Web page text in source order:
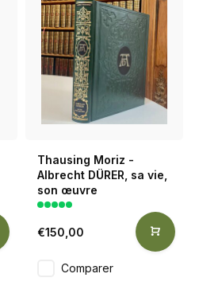
Thausing Moriz -
Albrecht DÜRER, sa vie,
son œuvre
€150,00
Comparer